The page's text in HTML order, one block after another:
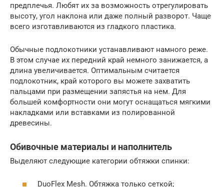
предплечья. Любят их за возможность отрегулировать
высоту, угол наклона или даже полный разворот. Чаще
всего изготавливаются из гладкого пластика.
Обычные подлокотники устанавливают намного реже.
В этом случае их передний край немного занижается, а
длина увеличивается. Оптимальным считается
подлокотник, край которого вы можете захватить
пальцами при размещении запястья на нем. Для
большей комфортности они могут оснащаться мягкими
накладками или вставками из полированной
древесины.
Обивочные материалы и наполнитель
Выделяют следующие категории обтяжки спинки:
DuoFlex Mesh. Обтяжка только сеткой;